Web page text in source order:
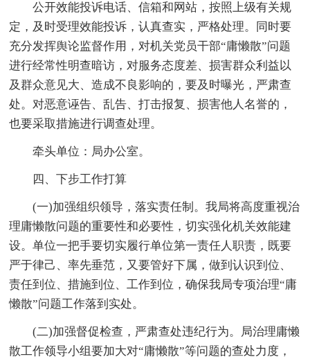
公开效能投诉电话、信箱和网站，按照上级有关规
定，及时受理效能投诉，认真查实，严格处理。同时要
充分发挥舆论监督作用，对机关党员干部“庸懒散”问题
进行经常性明查暗访，对服务态度差、损害群众利益以
及群众意见大、造成不良影响的，要及时曝光，严肃查
处。对恶意诬告、乱告、打击报复、损害他人名誉的，
也要采取措施进行调查处理。
牵头单位：局办公室。
四、下步工作打算
(一)加强组织领导，落实责任制。我局将高度重视治
理庸懒散问题的重要性和必要性，切实强化机关效能建
设。单位一把手要切实履行单位第一责任人职责，既要
严于律己、率先垂范，又要管好下属，做到认识到位、
责任到位、措施到位、工作到位，确保我局专项治理“庸
懒散”问题工作落到实处。
(二)加强督促检查，严肃查处违纪行为。局治理庸懒
散工作领导小组要加大对“庸懒散”等问题的查处力度，